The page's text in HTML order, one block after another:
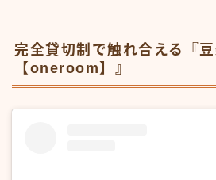
完全貸切制で触れ合える『
【oneroom】』